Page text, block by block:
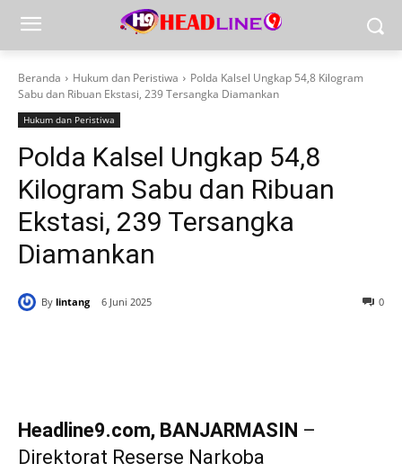
Beranda Hukum dan Peristiwa
Polda Kalsel Ungkap 54,8 Kilogram
Sabu dan Ribuan Ekstasi, 239 Tersangka Diamankan
Hukum dan Peristiwa
Polda Kalsel Ungkap 54,8
Kilogram Sabu dan Ribuan
Ekstasi, 239 Tersangka
Diamankan
By lintang 6 Juni 2025 0
Headline9.com, BANJARMASIN –
Direktorat Reserse Narkoba